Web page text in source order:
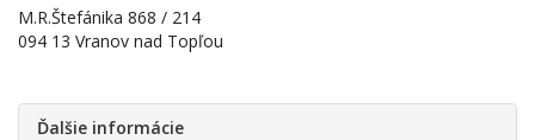
M.R.Štefánika 868 / 214
094 13 Vranov nad Topľou
Ďalšie informácie